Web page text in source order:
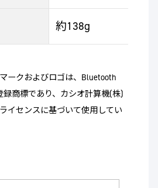
約138g
ークおよびロゴは、Bluetooth
録商標であり、カシオ計算機(株)
イセンスに基づいて使用してい